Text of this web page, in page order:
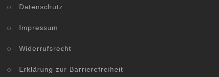
Datenschutz
Impressum
Widerrufsrecht
Erklärung zur Barrierefreiheit